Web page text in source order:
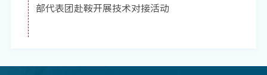
部代表团赴鞍开展技术对接活动